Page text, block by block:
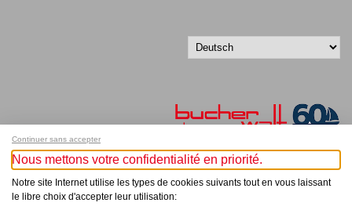
Continuer sans accepter
Nous mettons votre confidentialité en priorité.
Notre site Internet utilise les types de cookies suivants tout en vous laissant
le libre choix d'accepter leur utilisation: